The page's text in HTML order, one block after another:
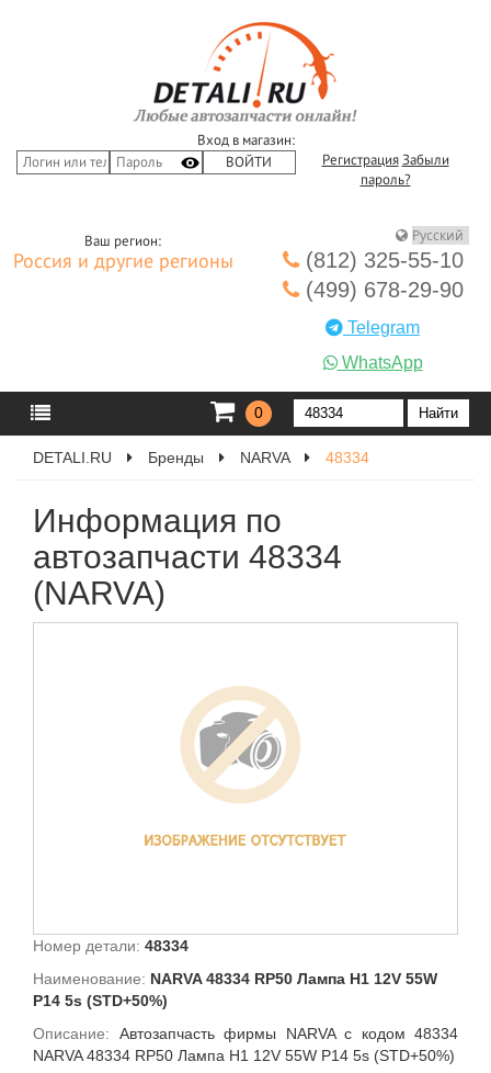
Вход в магазин:
Регистрация Забыли
пароль?
Ваш регион:
Россия и другие регионы
(812) 325-55-10
(499) 678-29-90
Telegram
WhatsApp
0
DETALI.RU Бренды NARVA 48334
Информация по
автозапчасти 48334
(NARVA)
Номер детали: 48334
Наименование: NARVA 48334 RP50 Лампа H1 12V 55W
P14 5s (STD+50%)
Описание: Автозапчасть фирмы NARVA с кодом 48334
NARVA 48334 RP50 Лампа H1 12V 55W P14 5s (STD+50%)